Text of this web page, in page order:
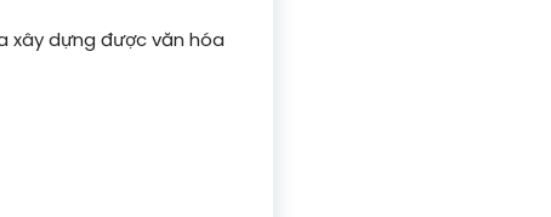
xây dựng được văn hóa